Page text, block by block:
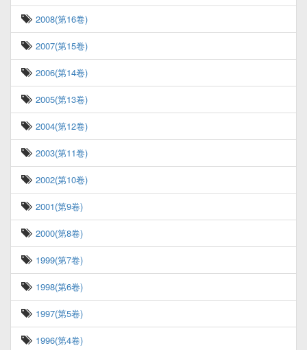
2008(第16卷)
2007(第15卷)
2006(第14卷)
2005(第13卷)
2004(第12卷)
2003(第11卷)
2002(第10卷)
2001(第9卷)
2000(第8卷)
1999(第7卷)
1998(第6卷)
1997(第5卷)
1996(第4卷)